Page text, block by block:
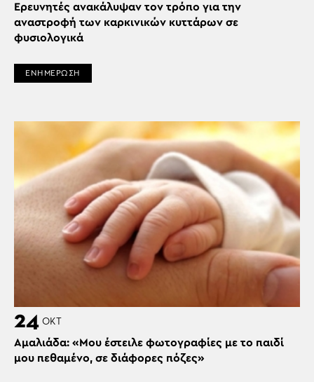
Ερευνητές ανακάλυψαν τον τρόπο για την
αναστροφή των καρκινικών κυττάρων σε
φυσιολογικά
ΕΝΗΜΕΡΩΣΗ
24 ΟΚΤ
Αμαλιάδα: «Μου έστειλε φωτογραφίες με το παιδί
μου πεθαμένο, σε διάφορες πόζες»